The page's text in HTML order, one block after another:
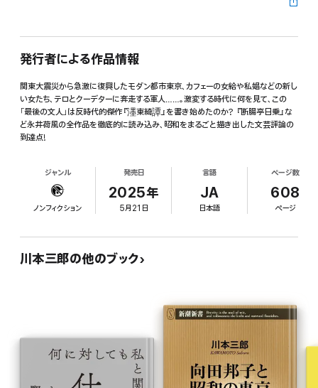
発行者による作品情報
関東大震災から急激に復興したモダン都市東京、カフェーの女給や私娼などの新し
い女たち、テロとクーデターに奔走する軍人……。激変する時代に何を見て、この
「最後の文人」は反時代的傑作『濹東綺譚』を書き始めたのか? 『断腸亭日乗』な
ど永井荷風の全作品を徹底的に読み込み、昭和をまるごと描き出した文芸評論の
到達点!
ジャンル
ノンフィクション
発売日
2025年
5月21日
言語
JA
日本語
ページ数
608
ページ
川本三郎の他のブック